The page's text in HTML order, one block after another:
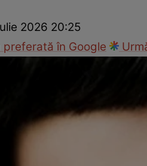
2026 20:25
în Google